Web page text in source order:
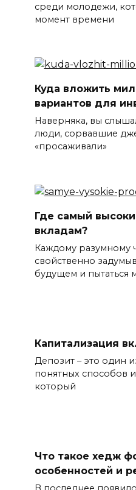
среди молодежи,
момент времени
Куда вложить
вариантов для
Наверняка, вы
люди, сорвавшие
«просаживали»
Где самый
вкладам?
Каждому разумному
свойственно
будущем и пытаться
Капитализация
Депозит – это один
понятных способов
который
Что такое хедж
особенностей и